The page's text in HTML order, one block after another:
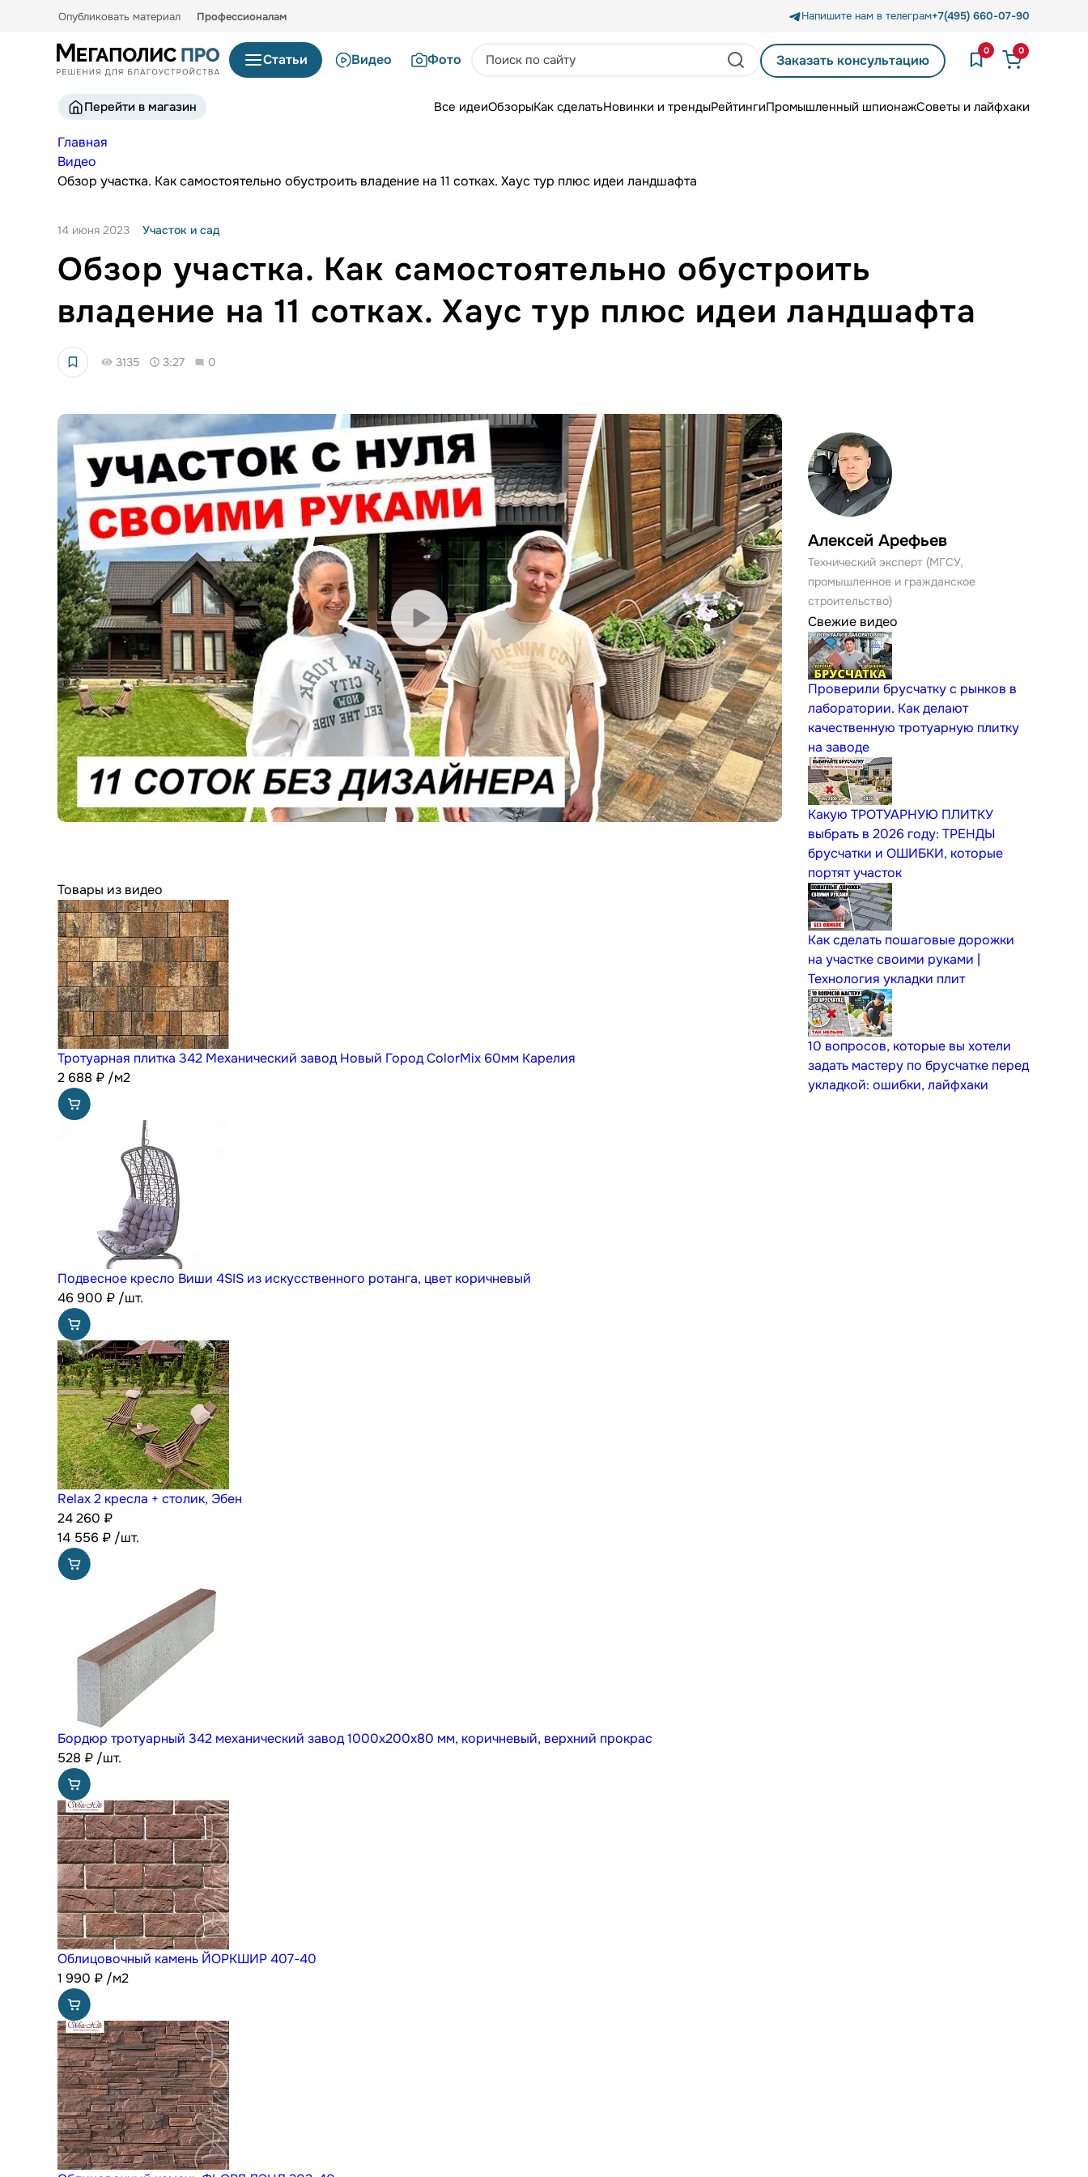
Опубликовать материал Профессионалам Напишите нам в телеграм+7(495) 660-07-90
Статьи Видео Фото Заказать консультацию
0 0
Перейти в магазин Все идеиОбзорыКак сделатьНовинки и трендыРейтингиПромышленный шпионажСоветы и лайфхаки
Главная
Видео
Обзор участка. Как самостоятельно обустроить владение на 11 сотках. Хаус тур плюс идеи ландшафта
14 июня 2023 Участок и сад
Обзор участка. Как самостоятельно обустроить
владение на 11 сотках. Хаус тур плюс идеи ландшафта
3135 3:27 0
Товары из видео
Тротуарная плитка 342 Механический завод Новый Город ColorMix 60мм Карелия
2 688 ₽ /м2
Подвесное кресло Виши 4SIS из искусственного ротанга, цвет коричневый
46 900 ₽ /шт.
Relax 2 кресла + столик, Эбен
24 260 ₽
14 556 ₽ /шт.
Бордюр тротуарный 342 механический завод 1000х200х80 мм, коричневый, верхний прокрас
528 ₽ /шт.
Облицовочный камень ЙОРКШИР 407-40
1 990 ₽ /м2
Алексей Арефьев
Технический эксперт (МГСУ,
промышленное и гражданское
строительство)
Свежие видео
Проверили брусчатку с рынков в
лаборатории. Как делают
качественную тротуарную плитку
на заводе
Какую ТРОТУАРНУЮ ПЛИТКУ
выбрать в 2026 году: ТРЕНДЫ
брусчатки и ОШИБКИ, которые
портят участок
Как сделать пошаговые дорожки
на участке своими руками |
Технология укладки плит
10 вопросов, которые вы хотели
задать мастеру по брусчатке перед
укладкой: ошибки, лайфхаки